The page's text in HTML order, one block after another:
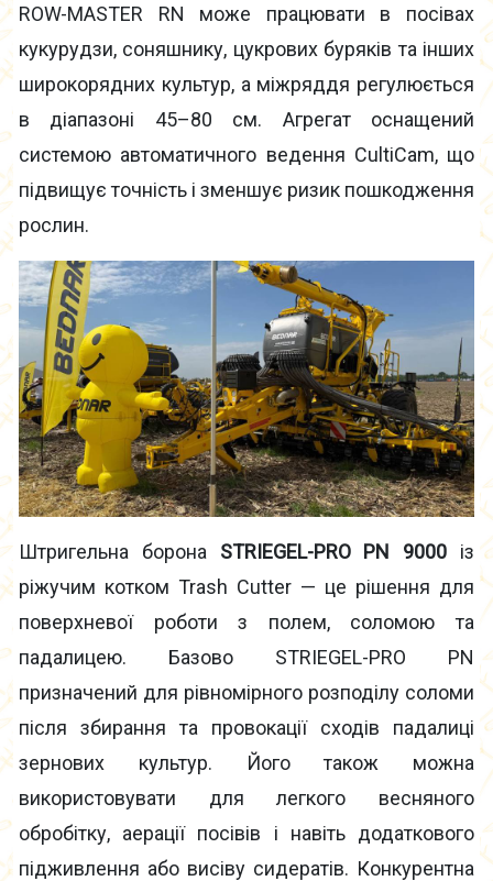
ROW-MASTER RN може працювати в посівах
кукурудзи, соняшнику, цукрових буряків та інших
широкорядних культур, а міжряддя регулюється
в діапазоні 45–80 см. Агрегат оснащений
системою автоматичного ведення CultiCam, що
підвищує точність і зменшує ризик пошкодження
рослин.
Штригельна борона STRIEGEL-PRO PN 9000 із
ріжучим котком Trash Cutter — це рішення для
поверхневої роботи з полем, соломою та
падалицею. Базово STRIEGEL-PRO PN
призначений для рівномірного розподілу соломи
після збирання та провокації сходів падалиці
зернових культур. Його також можна
використовувати для легкого весняного
обробітку, аерації посівів і навіть додаткового
підживлення або висіву сидератів. Конкурентна